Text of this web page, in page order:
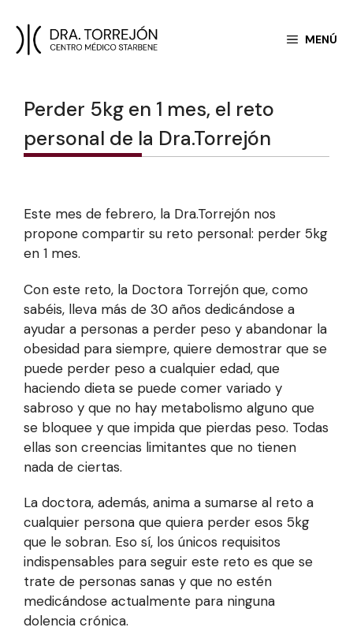
Saltar
MENÚ
Perder 5kg en 1 mes, el reto
personal de la Dra.Torrejón
Este mes de febrero, la Dra.Torrejón nos
propone compartir su reto personal: perder 5kg
en 1 mes.
Con este reto, la Doctora Torrejón que, como
sabéis, lleva más de 30 años dedicándose a
ayudar a personas a perder peso y abandonar la
obesidad para siempre, quiere demostrar que se
puede perder peso a cualquier edad, que
haciendo dieta se puede comer variado y
sabroso y que no hay metabolismo alguno que
se bloquee y que impida que pierdas peso. Todas
ellas son creencias limitantes que no tienen
nada de ciertas.
La doctora, además, anima a sumarse al reto a
cualquier persona que quiera perder esos 5kg
que le sobran. Eso sí, los únicos requisitos
indispensables para seguir este reto es que se
trate de personas sanas y que no estén
medicándose actualmente para ninguna
dolencia crónica.